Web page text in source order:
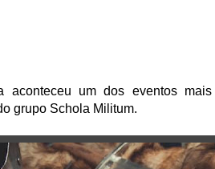
aconteceu um dos eventos
grupo Schola Militum.